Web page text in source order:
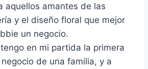
aquellos amantes de las
y el diseño floral que mejor
un negocio.
en mi partida la primera
de una familia, y a